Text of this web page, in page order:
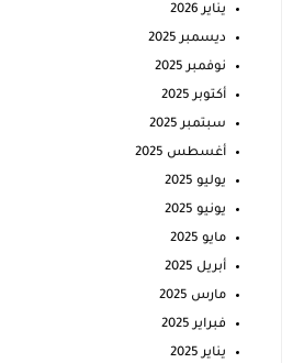
يناير 2026
ديسمبر 2025
نوفمبر 2025
أكتوبر 2025
سبتمبر 2025
أغسطس 2025
يوليو 2025
يونيو 2025
مايو 2025
أبريل 2025
مارس 2025
فبراير 2025
يناير 2025